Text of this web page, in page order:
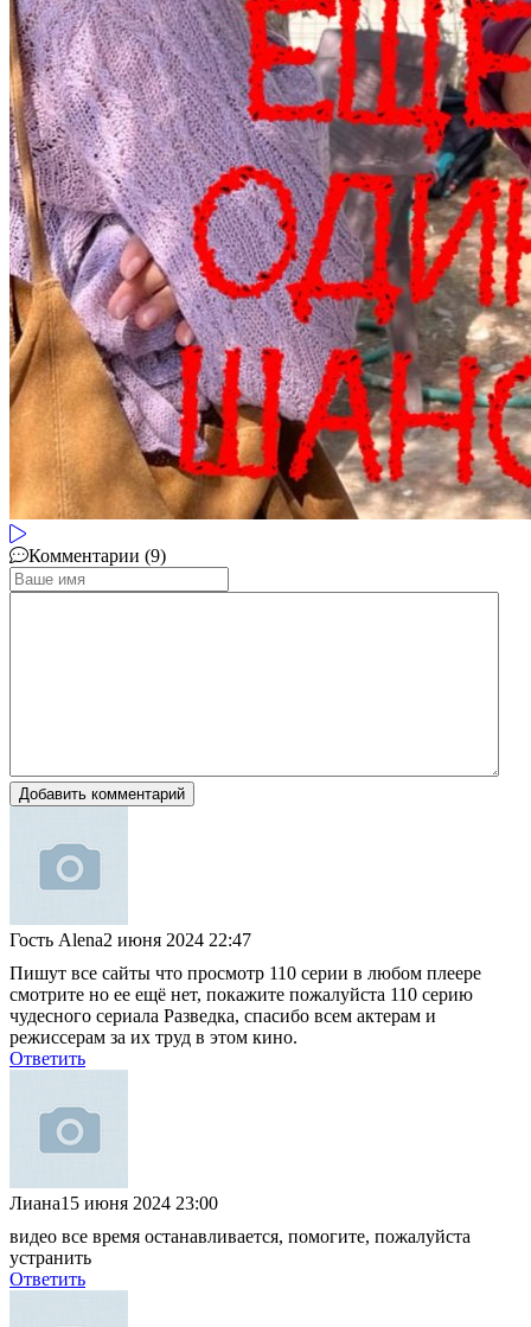
Комментарии (9)
Добавить комментарий
Гость Alena2 июня 2024 22:47
Пишут все сайты что просмотр 110 серии в любом плеере
смотрите но ее ещё нет, покажите пожалуйста 110 серию
чудесного сериала Разведка, спасибо всем актерам и
режиссерам за их труд в этом кино.
Ответить
Лиана15 июня 2024 23:00
видео все время останавливается, помогите, пожалуйста
устранить
Ответить